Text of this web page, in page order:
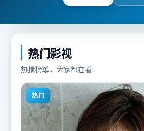
热门影视
热播榜单，大家都在看
热门